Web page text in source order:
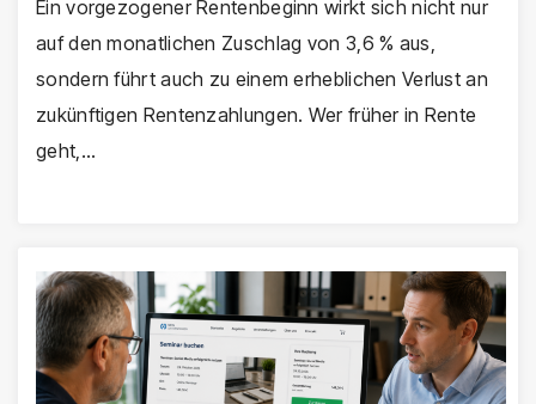
Ein vorgezogener Rentenbeginn wirkt sich nicht nur
auf den monatlichen Zuschlag von 3,6 % aus,
sondern führt auch zu einem erheblichen Verlust an
zukünftigen Rentenzahlungen. Wer früher in Rente
geht,…